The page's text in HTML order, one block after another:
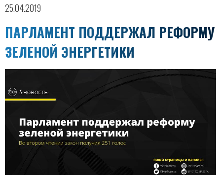
25.04.2019
ПАРЛАМЕНТ ПОДДЕРЖАЛ РЕФОРМУ
ЗЕЛЕНОЙ ЭНЕРГЕТИКИ